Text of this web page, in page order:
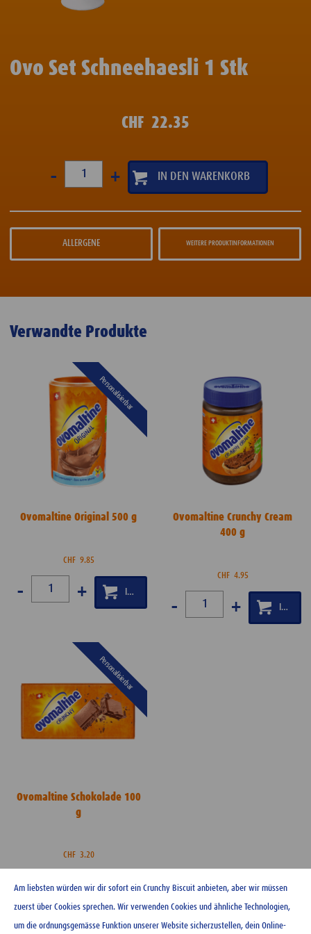
Ovo Set Schneehaesli 1 Stk
CHF 22.35
- +
ALLERGENE WEITERE PRODUKTINFORMATIONEN
Verwandte Produkte
Personalisierbar
Ovomaltine Original 500 g
CHF 9.85
- +
Ovomaltine Crunchy Cream
400 g
CHF 4.95
- +
Personalisierbar
Ovomaltine Schokolade 100
g
CHF 3.20
- +
Am liebsten würden wir dir sofort ein Crunchy Biscuit anbieten, aber wir müssen
zuerst über Cookies sprechen. Wir verwenden Cookies und ähnliche Technologien,
um die ordnungsgemässe Funktion unserer Website sicherzustellen, dein Online-